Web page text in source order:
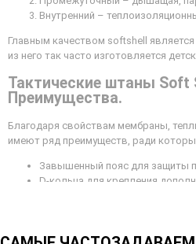
Внутренний –
Главным качеством softshell является
из него так часто изготовляется
Тактические штаны Soft
Преимущества.
Благодаря свойствам мембраны,
имеют ряд преимуществ, ради
Завышенный пояс для защиты
D-кольца для крепления
Регулировка объема низа